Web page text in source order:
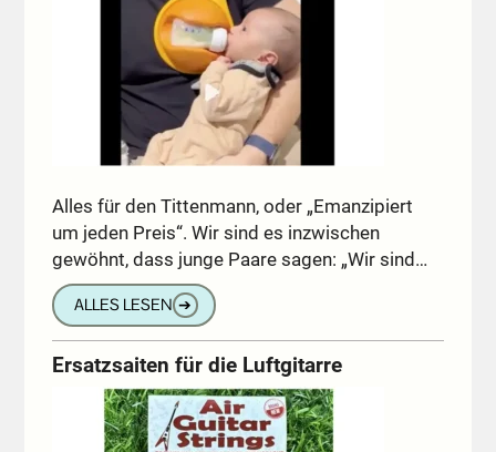
Alles für den Tittenmann, oder „Emanzipiert
um jeden Preis“. Wir sind es inzwischen
gewöhnt, dass junge Paare sagen: „Wir sind…
ALLES LESEN ➔
Ersatzsaiten für die Luftgitarre